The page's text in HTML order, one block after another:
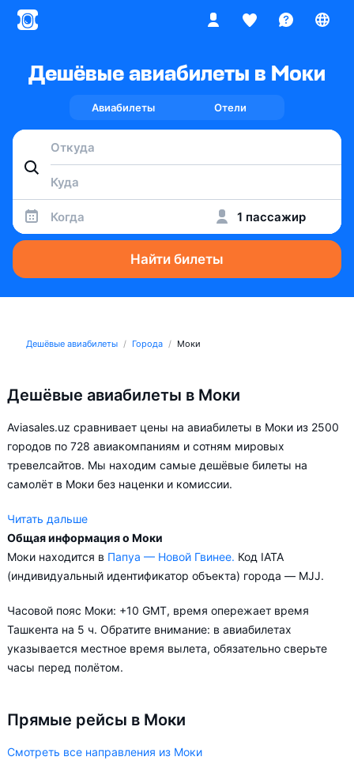
Дешёвые авиабилеты в Моки
Авиабилеты Отели
Когда 1 пассажир
Найти билеты
Дешёвые авиабилеты Города Моки
Дешёвые авиабилеты в Моки
Aviasales.uz сравнивает цены на авиабилеты в Моки из 2500
городов по 728 авиакомпаниям и сотням мировых
тревелсайтов. Мы находим самые дешёвые билеты на
самолёт в Моки без наценки и комиссии.
Читать дальше
Aviasales.uz советует купить авиабилеты в Моки заранее,
чтобы вы могли выбирать условия перелёта, ориентируясь на
Общая информация о Моки
Моки находится в Папуа — Новой Гвинее. Код IATA
(индивидуальный идентификатор объекта) города — MJJ.
Часовой пояс Моки: +10 GMT, время опережает время
Ташкента на 5 ч. Обратите внимание: в авиабилетах
указывается местное время вылета, обязательно сверьте
часы перед полётом.
Прямые рейсы в Моки
Смотреть все направления из Моки